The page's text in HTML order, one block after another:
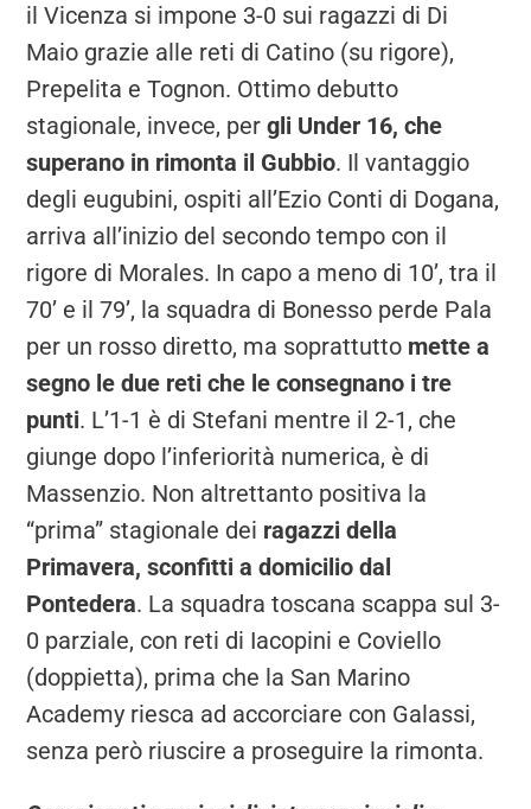
il Vicenza si impone 3-0 sui ragazzi di Di
Maio grazie alle reti di Catino (su rigore),
Prepelita e Tognon. Ottimo debutto
stagionale, invece, pergli Under 16, che
superano in rimonta il Gubbio. Il vantaggio
degli eugubini, ospiti all’Ezio Conti di Dogana,
arriva all’inizio del secondo tempo con il
rigore di Morales. In capo a meno di 10’, tra il
70’ e il 79’, la squadra di Bonesso perde Pala
per un rosso diretto, ma soprattutto mette a
segno le due reti che le consegnano i tre
punti. L’1-1 è di Stefani mentre il 2-1, che
giunge dopo l’inferiorità numerica, è di
Massenzio. Non altrettanto positiva la
“prima” stagionale dei ragazzi della
Primavera, sconfitti a domicilio dal
Pontedera. La squadra toscana scappa sul 3-
0 parziale, con reti di Iacopini e Coviello
(doppietta), prima che la San Marino
Academy riesca ad accorciare con Galassi,
senza però riuscire a proseguire la rimonta.